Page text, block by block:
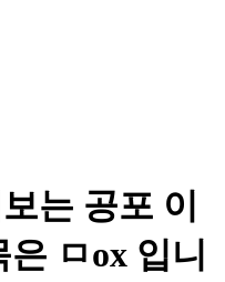
는 공포 이
ㅁox 입니